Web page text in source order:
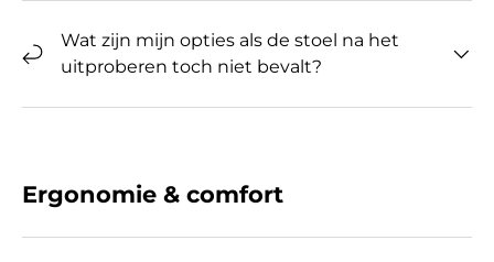
Wat zijn mijn opties als de stoel na het
uitproberen toch niet bevalt?
Ergonomie & comfort